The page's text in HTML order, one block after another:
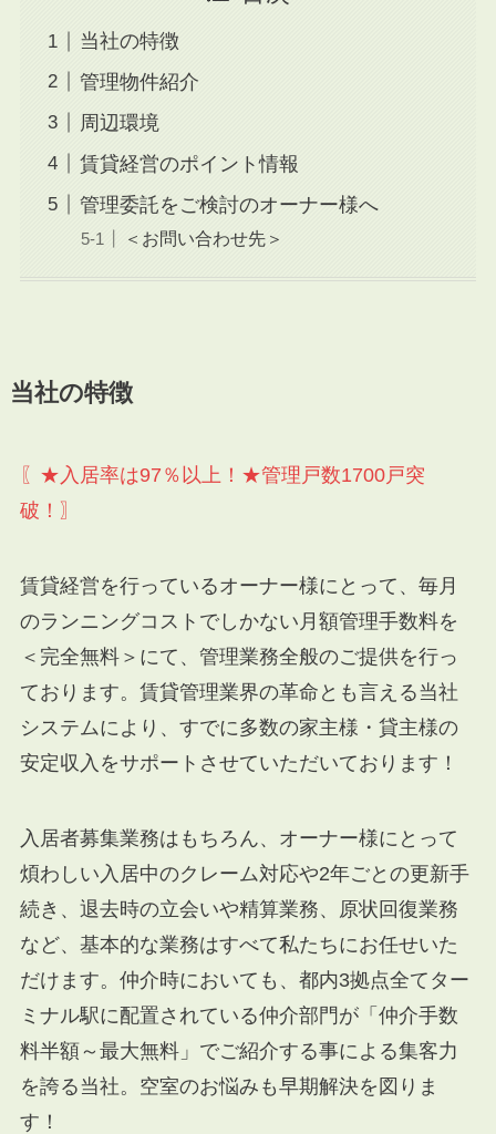
当社の特徴
管理物件紹介
周辺環境
賃貸経営のポイント情報
管理委託をご検討のオーナー様へ
＜お問い合わせ先＞
当社の特徴
〖★入居率は97％以上！★管理戸数1700戸突
破！〗
賃貸経営を行っているオーナー様にとって、毎月
のランニングコストでしかない月額管理手数料を
＜完全無料＞にて、管理業務全般のご提供を行っ
ております。賃貸管理業界の革命とも言える当社
システムにより、すでに多数の家主様・貸主様の
安定収入をサポートさせていただいております！
入居者募集業務はもちろん、オーナー様にとって
煩わしい入居中のクレーム対応や2年ごとの更新手
続き、退去時の立会いや精算業務、原状回復業務
など、基本的な業務はすべて私たちにお任せいた
だけます。仲介時においても、都内3拠点全てター
ミナル駅に配置されている仲介部門が「仲介手数
料半額～最大無料」でご紹介する事による集客力
を誇る当社。空室のお悩みも早期解決を図りま
す！